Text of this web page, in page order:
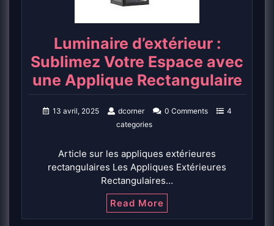
Luminaire d’extérieur :
Sublimez Votre Espace avec
une Applique Rectangulaire
13 avril, 2025 dcorner 0 Comments
4
categories
Article sur les appliques extérieures
rectangulaires Les Appliques Extérieures
Rectangulaires…
Read More